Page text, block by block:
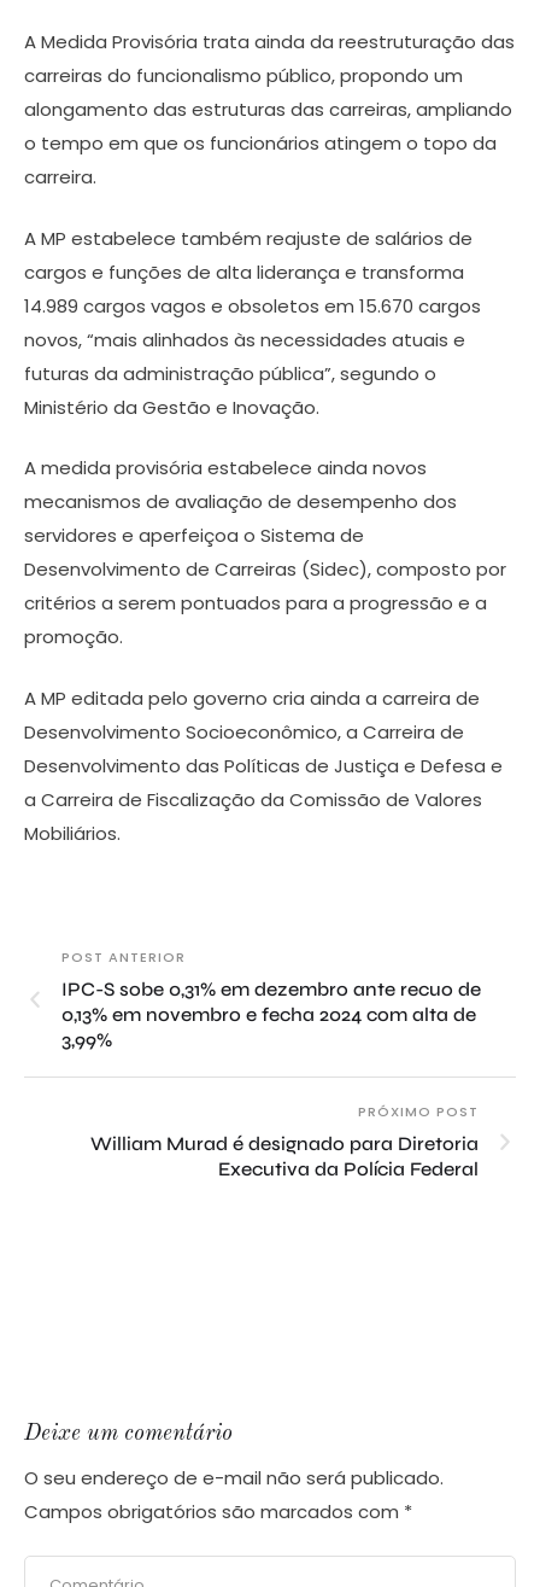
A Medida Provisória trata ainda da reestruturação das
carreiras do funcionalismo público, propondo um
alongamento das estruturas das carreiras, ampliando
o tempo em que os funcionários atingem o topo da
carreira.
A MP estabelece também reajuste de salários de
cargos e funções de alta liderança e transforma
14.989 cargos vagos e obsoletos em 15.670 cargos
novos, “mais alinhados às necessidades atuais e
futuras da administração pública”, segundo o
Ministério da Gestão e Inovação.
A medida provisória estabelece ainda novos
mecanismos de avaliação de desempenho dos
servidores e aperfeiçoa o Sistema de
Desenvolvimento de Carreiras (Sidec), composto por
critérios a serem pontuados para a progressão e a
promoção.
A MP editada pelo governo cria ainda a carreira de
Desenvolvimento Socioeconômico, a Carreira de
Desenvolvimento das Políticas de Justiça e Defesa e
a Carreira de Fiscalização da Comissão de Valores
Mobiliários.
POST ANTERIOR
IPC-S sobe 0,31% em dezembro ante recuo de
0,13% em novembro e fecha 2024 com alta de
3,99%
PRÓXIMO POST
William Murad é designado para Diretoria
Executiva da Polícia Federal
Deixe um comentário
O seu endereço de e-mail não será publicado.
Campos obrigatórios são marcados com *